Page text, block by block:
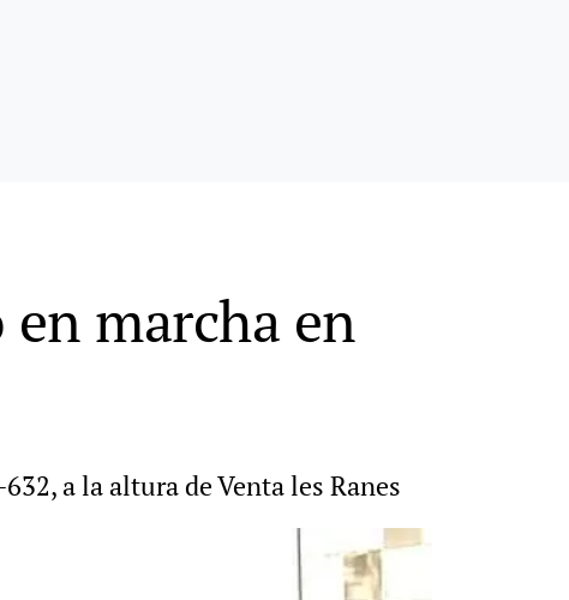
marcha en
a la altura de Venta les Ranes